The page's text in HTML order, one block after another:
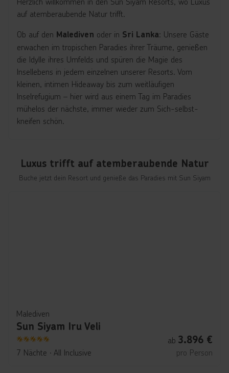
auf atemberaubende Natur trifft.
Ob auf den Malediven oder in Sri Lanka: Unsere Gäste
erwachen im tropischen Paradies ihrer Träume, genießen
die Idylle ihres Umfelds und spüren die Magie des
Insellebens in jedem einzelnen unserer Resorts. Vom
kleinen, intimen Hideaway bis zum weitläufigen
Inselrefugium – hier wird aus einem Tag im Paradies
mühelos der nächste, immer wieder zum Sich-selbst-
kneifen schön.
Luxus trifft auf atemberaubende Natur
Buche jetzt dein Resort und genieße das Paradies mit Sun Siyam
Malediven
Sun Siyam Iru Veli
5
7 Nächte ∙ All Inclusive
ab 3.896 €
pro Person